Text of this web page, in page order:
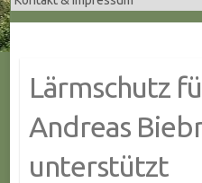
t
e
n
Lärmschutz
Andreas
unterstützt